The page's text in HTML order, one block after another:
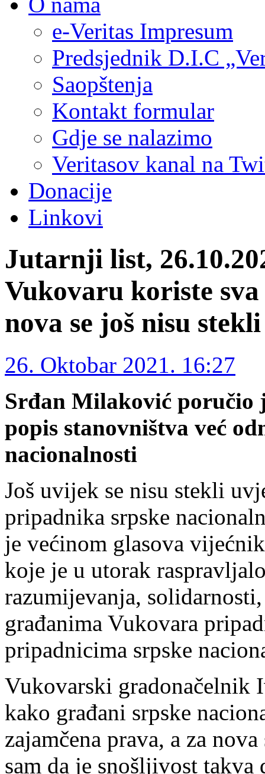
e-Veritas Impresum
Predsjednik D.I.C
Saopštenja
Kontakt formular
Gdje se nalazimo
Veritasov kanal na
Donacije
Linkovi
Jutarnji list,
Vukovaru koriste
nova se još nisu
26. Oktobar 2021. 16:27
Srđan Milaković poručio
popis stanovništva već
nacionalnosti
Još uvijek se nisu stekli
pripadnika srpske
je većinom glasova
koje je u utorak
razumijevanja,
građanima Vukovara
pripadnicima srpske
Vukovarski gradonačelnik
kako građani srpske
zajamčena prava, a za
sam da je snošljivost takva